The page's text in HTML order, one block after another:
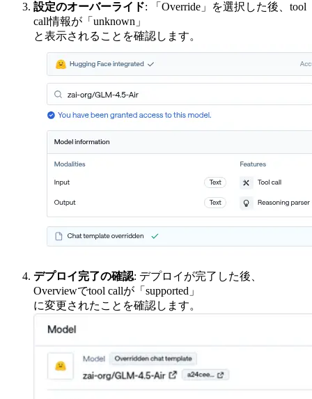
設定のオーバーライド: 「Override」を選択した後、tool
call情報が「unknown」
と表示されることを確認します。
デプロイ完了の確認: デプロイが完了した後、
Overviewでtool callが「supported」
に変更されたことを確認します。